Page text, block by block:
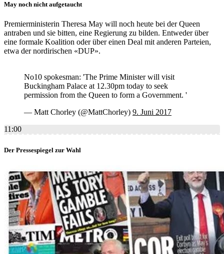
May noch nicht aufgetaucht
Premierministerin Theresa May will noch heute bei der Queen
antraben und sie bitten, eine Regierung zu bilden. Entweder über
eine formale Koalition oder über einen Deal mit anderen Parteien,
etwa der nordirischen «DUP».
No10 spokesman: 'The Prime Minister will visit
Buckingham Palace at 12.30pm today to seek
permission from the Queen to form a Government. '
— Matt Chorley (@MattChorley) 9. Juni 2017
11:00
Der Pressespiegel zur Wahl